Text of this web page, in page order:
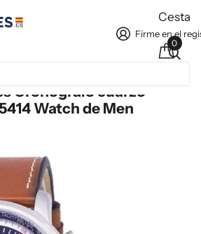
Firme en el
Cesta
0
se ha traducido automáticamente.
Cronógrafo cuarzo
Watch de Men